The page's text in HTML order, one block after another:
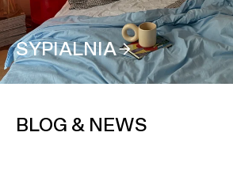
SYPIALNIA
BLOG & NEWS